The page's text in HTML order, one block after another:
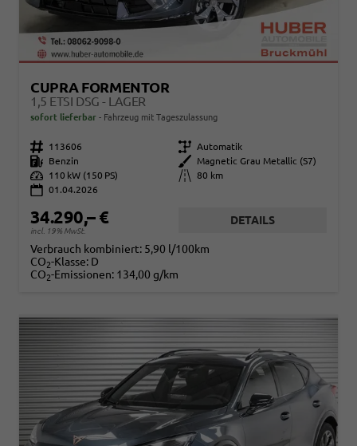
CUPRA FORMENTOR
1,5 ETSI DSG - LAGER
sofort lieferbar Fahrzeug mit Tageszulassung
Fahrzeugnr. 113606 Getriebe Automatik
Kraftstoff
Benzin Außenfarbe
Magnetic Grau Metallic (S7)
Leistung
110 kW (150 PS) Kilometerstand
80 km
01.04.2026
34.290,– €
incl. 19% MwSt.
DETAILS
Verbrauch kombiniert: 5,90 l/100km
CO2-Klasse: D
CO2-Emissionen: 134,00 g/km